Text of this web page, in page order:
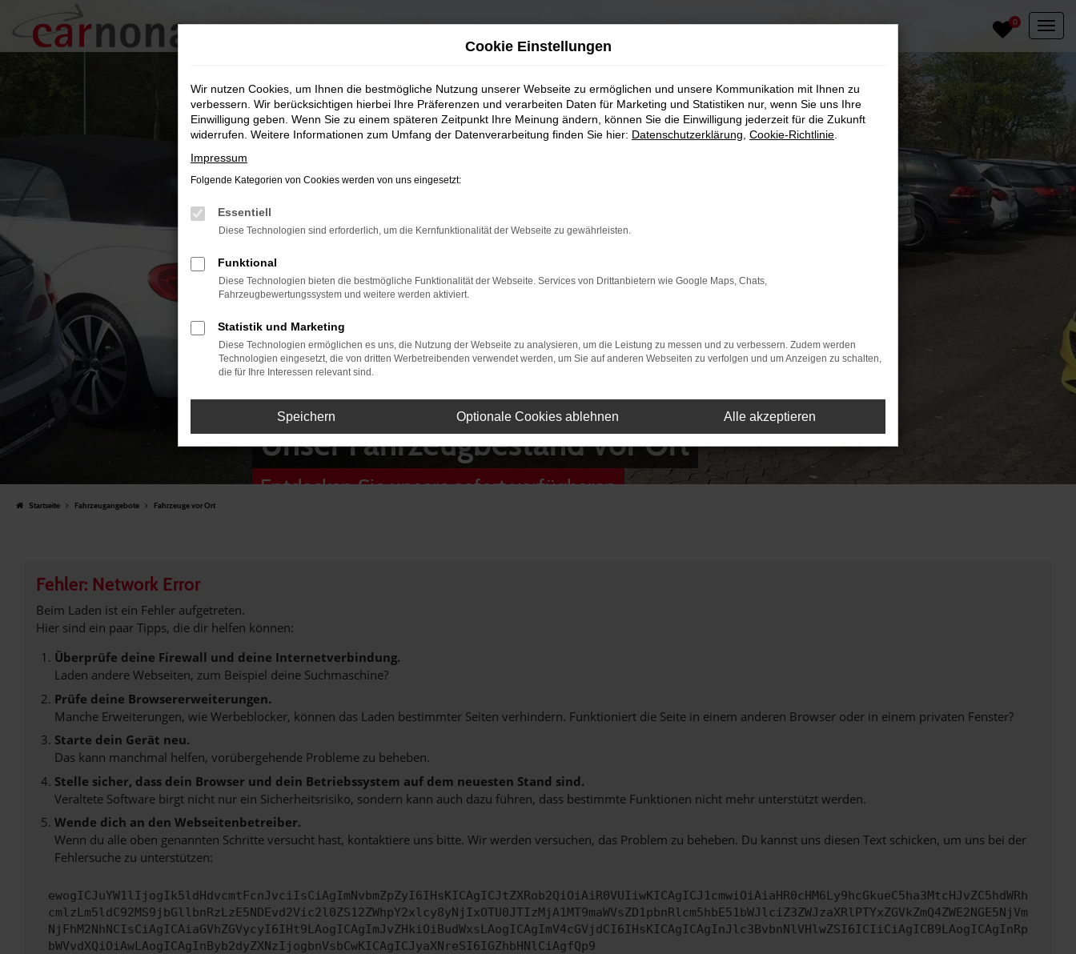
Zum
Hauptinhalt
springen
0
Unser Fahrzeugbestand vor Ort
Entdecken Sie unsere sofort verfügbaren
Startseite Fahrzeugangebote Fahrzeuge vor Ort
Fehler: Network Error
Beim Laden ist ein Fehler aufgetreten.
Hier sind ein paar Tipps, die dir helfen können:
Überprüfe deine Firewall und deine Internetverbindung.
Laden andere Webseiten, zum Beispiel deine Suchmaschine?
Prüfe deine Browsererweiterungen.
Manche Erweiterungen, wie Werbeblocker, können das Laden bestimmter Seiten verhindern. Funktioniert die Seite in einem anderen Browser oder in einem privaten Fenster?
Starte dein Gerät neu.
Das kann manchmal helfen, vorübergehende Probleme zu beheben.
Stelle sicher, dass dein Browser und dein Betriebssystem auf dem neuesten Stand sind.
Veraltete Software birgt nicht nur ein Sicherheitsrisiko, sondern kann auch dazu führen, dass bestimmte Funktionen nicht mehr unterstützt werden.
Wende dich an den Webseitenbetreiber.
Wenn du alle oben genannten Schritte versucht hast, kontaktiere uns bitte. Wir werden versuchen, das Problem zu beheben. Du kannst uns diesen Text schicken, um uns bei der
Fehlersuche zu unterstützen:
ewogICJuYW1lIjogIk5ldHdvcmtFcnJvciIsCiAgImNvbmZpZyI6IHsKICAgICJtZXRob2QiOiAiR0VUIiwKICAgICJ1cmwiOiAiaHR0cHM6Ly9hcGkueC5ha3MtcHJvZC5hdWRh
cmlzLm5ldC92MS9jbGllbnRzLzE5NDEvd2Vic2l0ZS12ZWhpY2xlcy8yNjIxOTU0JTIzMjA1MT9maWVsZD1pbnRlcm5hbE51bWJlciZ3ZWJzaXRlPTYxZGVkZmQ4ZWE2NGE5NjVm
NjFhM2NhNCIsCiAgICAiaGVhZGVycyI6IHt9LAogICAgImJvZHkiOiBudWxsLAogICAgImV4cGVjdCI6IHsKICAgICAgInJlc3BvbnNlVHlwZSI6ICIiCiAgICB9LAogICAgInRp
bWVvdXQiOiAwLAogICAgInByb2dyZXNzIjogbnVsbCwKICAgICJyaXNreSI6IGZhbHNlCiAgfQp9
Cookie Einstellungen
Wir nutzen Cookies, um Ihnen die bestmögliche Nutzung unserer Webseite zu ermöglichen und unsere Kommunikation mit Ihnen zu
verbessern. Wir berücksichtigen hierbei Ihre Präferenzen und verarbeiten Daten für Marketing und Statistiken nur, wenn Sie uns Ihre
Einwilligung geben. Wenn Sie zu einem späteren Zeitpunkt Ihre Meinung ändern, können Sie die Einwilligung jederzeit für die Zukunft
widerrufen. Weitere Informationen zum Umfang der Datenverarbeitung finden Sie hier: Datenschutzerklärung Cookie-Richtlinie
Impressum
Folgende Kategorien von Cookies werden von uns eingesetzt:
Essentiell
Diese Technologien sind erforderlich, um die Kernfunktionalität der Webseite zu gewährleisten.
Funktional
Diese Technologien bieten die bestmögliche Funktionalität der Webseite. Services von Drittanbietern wie Google Maps, Chats,
Fahrzeugbewertungssystem und weitere werden aktiviert.
Statistik und Marketing
Diese Technologien ermöglichen es uns, die Nutzung der Webseite zu analysieren, um die Leistung zu messen und zu verbessern. Zudem werden
Technologien eingesetzt, die von dritten Werbetreibenden verwendet werden, um Sie auf anderen Webseiten zu verfolgen und um Anzeigen zu schalten,
die für Ihre Interessen relevant sind.
Speichern Optionale Cookies ablehnen Alle akzeptieren